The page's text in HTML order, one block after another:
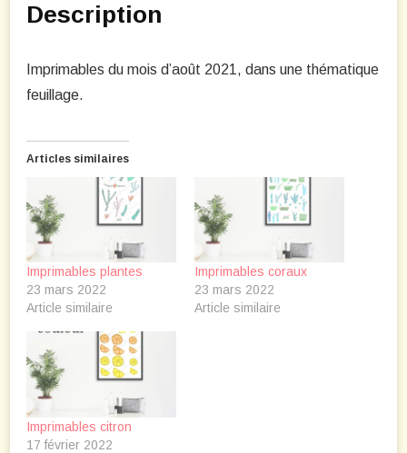
Description
Imprimables du mois d’août 2021, dans une thématique
feuillage.
Articles similaires
Imprimables plantes
23 mars 2022
Article similaire
Imprimables coraux
23 mars 2022
Article similaire
Imprimables citron
17 février 2022